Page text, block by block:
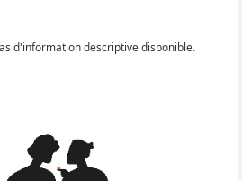
d'information descriptive disponible.